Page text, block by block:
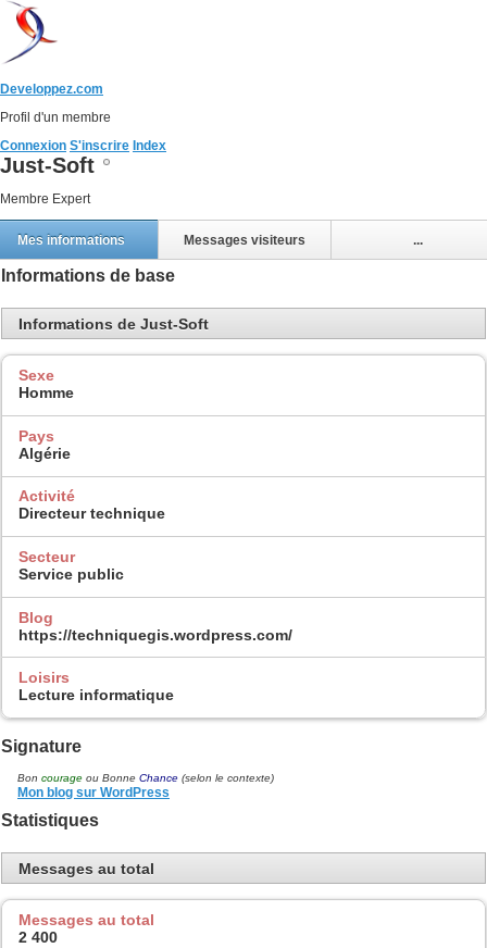
Developpez.com
Profil d'un membre
Connexion S'inscrire Index
Just-Soft
Membre Expert
Mes informations Messages visiteurs ...
Informations de base
Informations de Just-Soft
Sexe
Homme
Pays
Algérie
Activité
Directeur technique
Secteur
Service public
Blog
https://techniquegis.wordpress.com/
Loisirs
Lecture informatique
Signature
Bon courage ou Bonne Chance (selon le contexte)
Mon blog sur WordPress
Statistiques
Messages au total
Messages au total
2 400